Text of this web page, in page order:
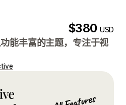
$380USD
能丰富的主题，专注于视